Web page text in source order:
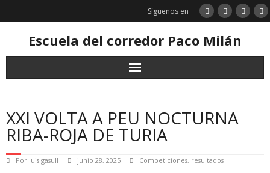
Síguenos en
Escuela del corredor Paco Milán
XXI VOLTA A PEU NOCTURNA
RIBA-ROJA DE TURIA
Por luis gasull junio 28, 2025 Competiciones, resultados